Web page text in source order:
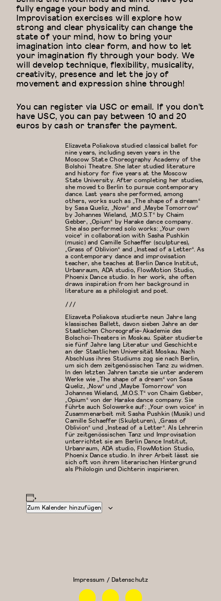
fully engage your body and mind.
Improvisation exercises will explore how
strong and clear physicality can change the
state of your mind, how to bring your
imagination into clear form, and how to let
your imagination fly through your body. We
will develop technique, flexibility, musicality,
creativity, presence and let the joy of
movement and expression shine through!
You can register via USC or email. If you don’t
have USC, you can pay between 10 and 20
euros by cash or transfer the payment.
Zum Kalender hinzufügen
Elizaveta Poliakova studied classical ballet for
nine years, including seven years in the
Moscow State Choreography Academy of the
Bolshoi Theatre. She later studied literature
and history for five years at the Moscow
State University. After completing her studies,
she moved to Berlin to pursue contemporary
dance. Last years she performed, among
others, works such as „The shape of a dream“
by Sasa Queliz, „Now“ and „Maybe Tomorrow“
by Johannes Wieland, „M.O.S.T“ by Chaim
Gebber, „Opium“ by Harake dance company.
She also performed solo works: „Your own
voice“ in collaboration with Sasha Pushkin
(music) and Camille Schaeffer (sculptures),
„Grass of Oblivion“ and „Instead of a Letter“. As
a contemporary dance and improvisation
teacher, she teaches at Berlin Dance Institut,
Urbanraum, ADA studio, FlowMotion Studio,
Phoenix Dance studio. In her work, she often
draws inspiration from her background in
literature as a philologist and poet.
///
Elizaveta Poliakova studierte neun Jahre lang
klassisches Ballett, davon sieben Jahre an der
Staatlichen Choreografie-Akademie des
Bolschoi-Theaters in Moskau. Später studierte
sie fünf Jahre lang Literatur und Geschichte
an der Staatlichen Universität Moskau. Nach
Abschluss ihres Studiums zog sie nach Berlin,
um sich dem zeitgenössischen Tanz zu widmen.
In den letzten Jahren tanzte sie unter anderem
Werke wie „The shape of a dream“ von Sasa
Queliz, „Now“ und „Maybe Tomorrow“ von
Johannes Wieland, „M.O.S.T“ von Chaim Gebber,
„Opium“ von der Harake dance company. Sie
führte auch Solowerke auf: „Your own voice“ in
Zusammenarbeit mit Sasha Pushkin (Musik) und
Camille Schaeffer (Skulpturen), „Grass of
Oblivion“ und „Instead of a Letter“. Als Lehrerin
für zeitgenössischen Tanz und Improvisation
unterrichtet sie am Berlin Dance Institut,
Urbanraum, ADA studio, FlowMotion Studio,
Phoenix Dance studio. In ihrer Arbeit lässt sie
sich oft von ihrem literarischen Hintergrund
als Philologin und Dichterin inspirieren.
Impressum / Datenschutz
FacebookInstagramLinkedin